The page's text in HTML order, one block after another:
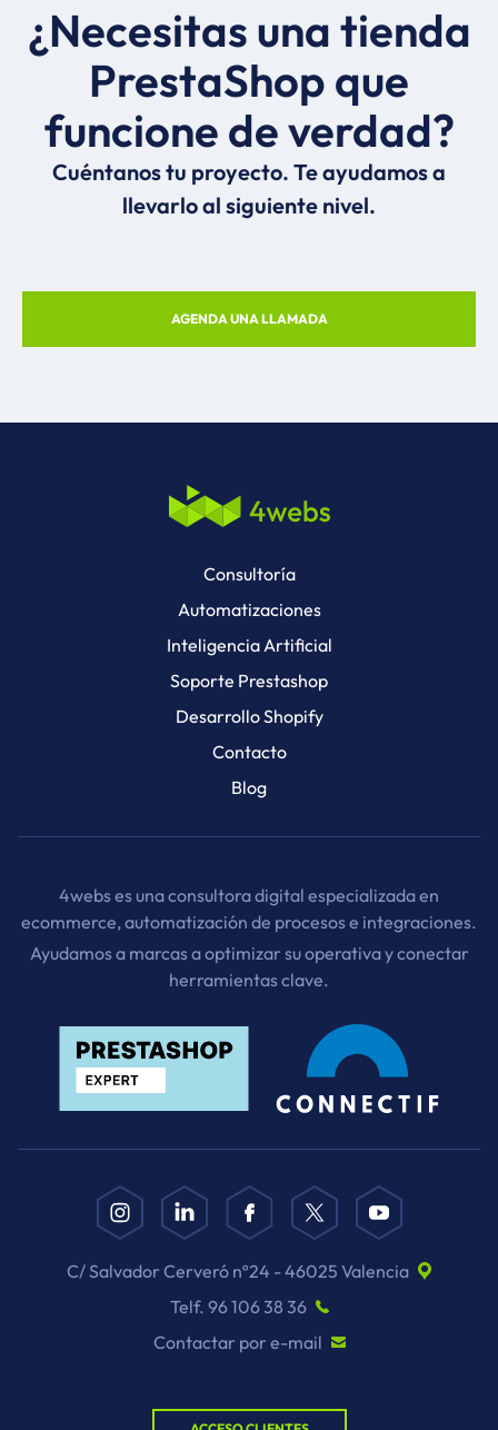
¿Necesitas una tienda
PrestaShop que
funcione de verdad?
Cuéntanos tu proyecto. Te ayudamos a
llevarlo al siguiente nivel.
AGENDA UNA LLAMADA
Consultoría
Automatizaciones
Inteligencia Artificial
Soporte Prestashop
Desarrollo Shopify
Contacto
Blog
4webs es una consultora digital especializada en
ecommerce, automatización de procesos e integraciones.
Ayudamos a marcas a optimizar su operativa y conectar
herramientas clave.
C/ Salvador Cerveró nº24 - 46025 Valencia
Telf. 96 106 38 36
Contactar por e-mail